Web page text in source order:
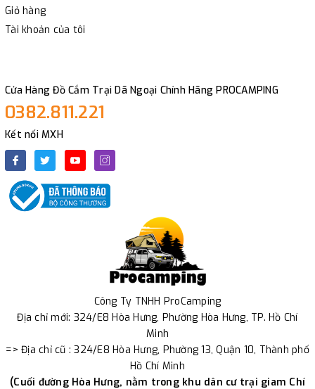
Giỏ hàng
Tài khoản của tôi
Cửa Hàng Đồ Cắm Trại Dã Ngoại Chính Hãng PROCAMPING
0382.811.221
Kết nối MXH
Công Ty TNHH ProCamping
Địa chỉ mới: 324/E8 Hòa Hưng, Phường Hòa Hưng, TP. Hồ Chí
Minh
=> Địa chỉ cũ : 324/E8 Hòa Hưng, Phường 13, Quận 10, Thành phố
Hồ Chí Minh
(Cuối đường Hòa Hưng, nằm trong khu dân cư trại giam Chí